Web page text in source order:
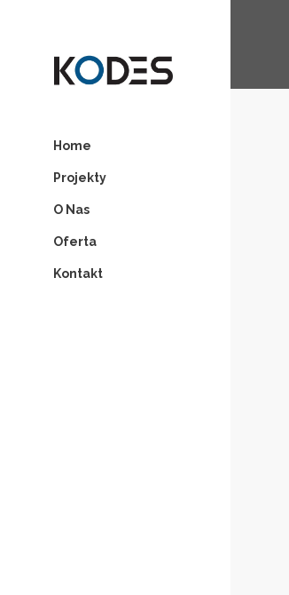
Home
Projekty
O Nas
Oferta
Kontakt